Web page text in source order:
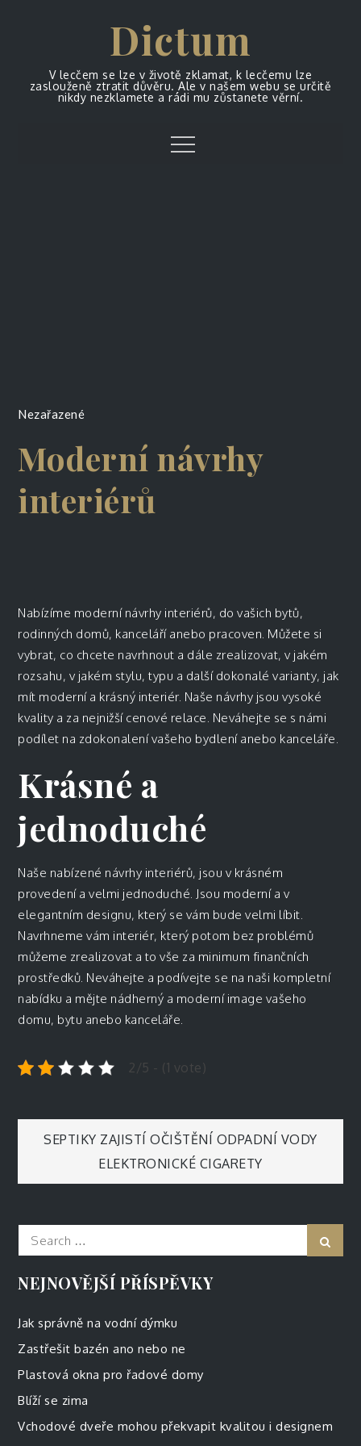
Dictum
V lecčem se lze v životě zklamat, k lecčemu lze
zaslouženě ztratit důvěru. Ale v našem webu se určitě
nikdy nezklamete a rádi mu zůstanete věrní.
Menu
Nezařazené
Moderní návrhy
interiérů
Nabízíme moderní návrhy interiérů, do vašich bytů,
rodinných domů, kanceláří anebo pracoven. Můžete si
vybrat, co chcete navrhnout a dále zrealizovat, v jakém
rozsahu, v jakém stylu, typu a další dokonalé varianty, jak
mít moderní a krásný interiér. Naše návrhy jsou vysoké
kvality a za nejnižší cenové relace. Neváhejte se s námi
podílet na zdokonalení vašeho bydlení anebo kanceláře.
Krásné a
jednoduché
Naše nabízené návrhy interiérů, jsou v krásném
provedení a velmi jednoduché. Jsou moderní a v
elegantním designu, který se vám bude velmi líbit.
Navrhneme vám interiér, který potom bez problémů
můžeme zrealizovat a to vše za minimum finančních
prostředků. Neváhejte a podívejte se na naši kompletní
nabídku a mějte nádherný a moderní image vašeho
domu, bytu anebo kanceláře.
2/5 - (1 vote)
Navigace
pro
příspěvek
SEPTIKY ZAJISTÍ OČIŠTĚNÍ ODPADNÍ VODY
ELEKTRONICKÉ CIGARETY
Search
for:
NEJNOVĚJŠÍ PŘÍSPĚVKY
Jak správně na vodní dýmku
Zastřešit bazén ano nebo ne
Plastová okna pro řadové domy
Blíží se zima
Vchodové dveře mohou překvapit kvalitou i designem